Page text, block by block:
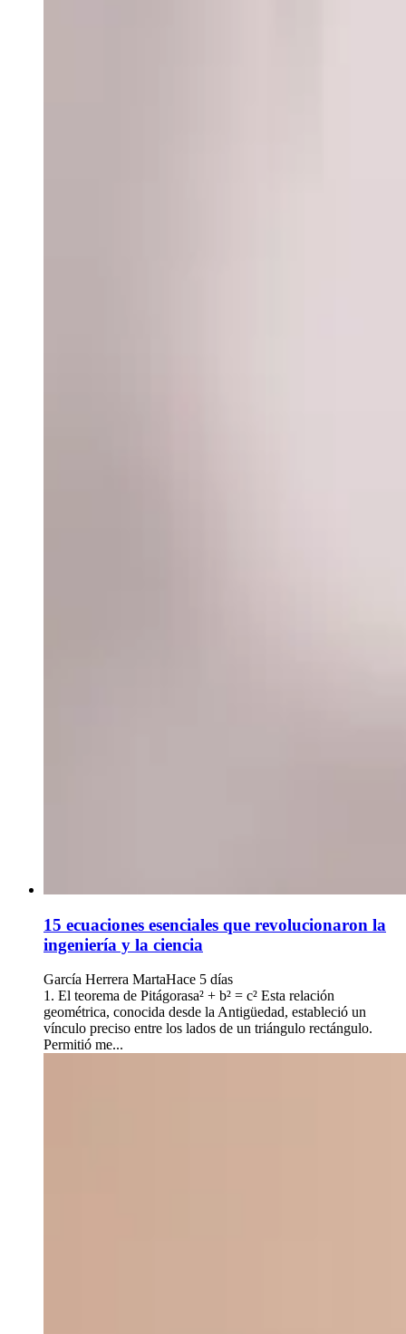
15 ecuaciones esenciales que revolucionaron la
ingeniería y la ciencia
García Herrera MartaHace 5 días
1. El teorema de Pitágorasa² + b² = c² Esta relación
geométrica, conocida desde la Antigüedad, estableció un
vínculo preciso entre los lados de un triángulo rectángulo.
Permitió me...